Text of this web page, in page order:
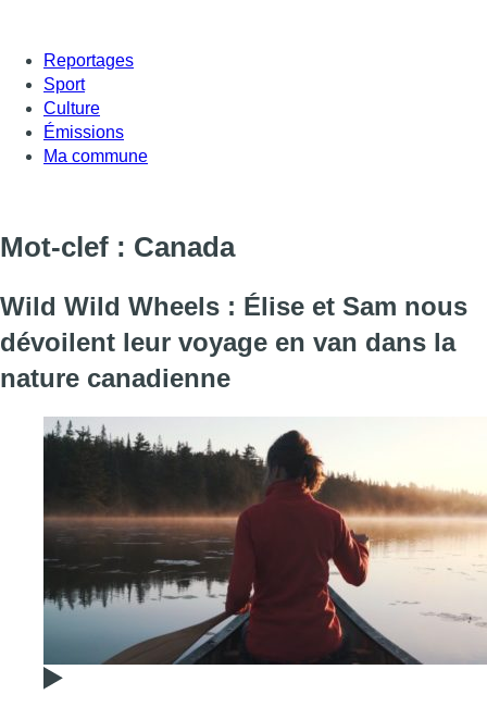
Reportages
Sport
Culture
Émissions
Ma commune
Mot-clef : Canada
Wild Wild Wheels : Élise et Sam nous
dévoilent leur voyage en van dans la
nature canadienne